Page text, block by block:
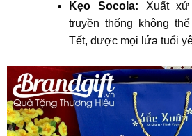
Kẹo Socola: Xuất xứ
truyền thống không
Tết, được mọi lứa tuổi